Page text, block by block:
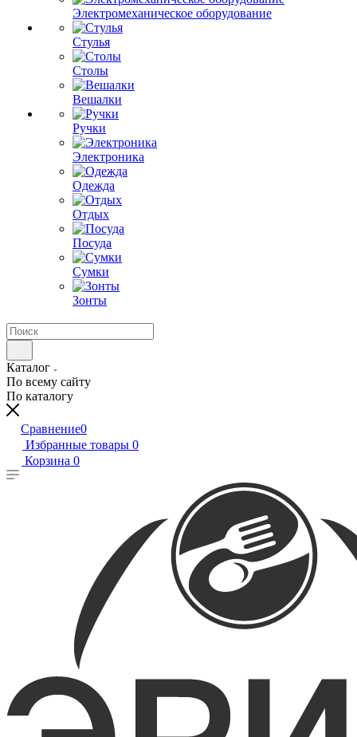
Электромеханическое оборудование
Стулья
Столы
Вешалки
Ручки
Электроника
Одежда
Отдых
Посуда
Сумки
Зонты
Каталог
По всему сайту
По каталогу
Сравнение0
Избранные товары 0
Корзина 0